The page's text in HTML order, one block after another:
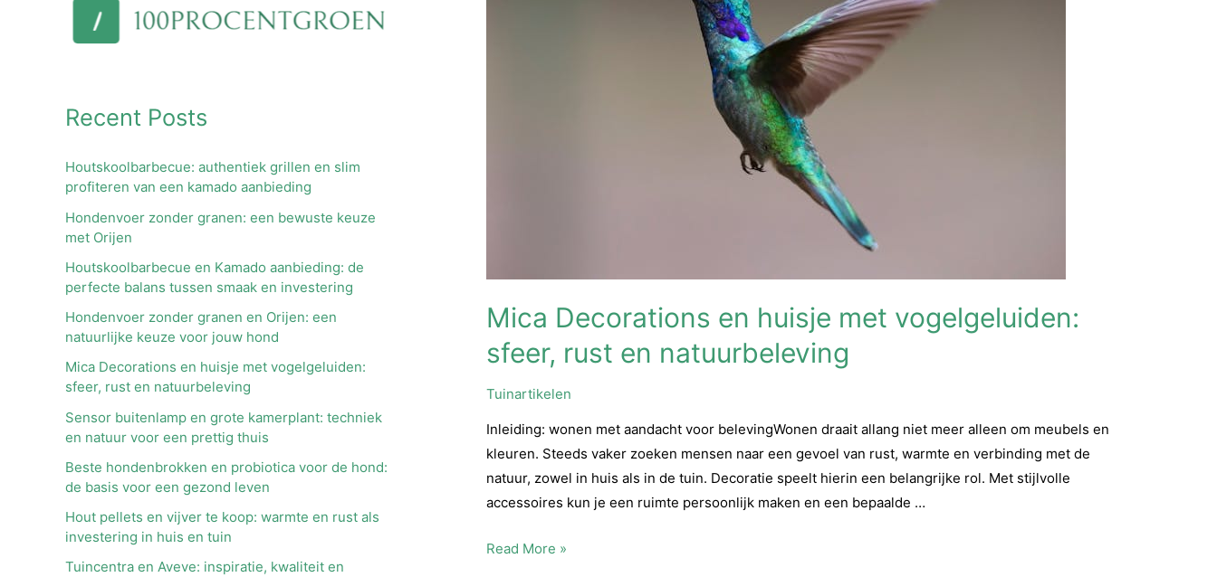
Recent Posts
Houtskoolbarbecue: authentiek grillen en slim
profiteren van een kamado aanbieding
Hondenvoer zonder granen: een bewuste keuze
met Orijen
Houtskoolbarbecue en Kamado aanbieding: de
perfecte balans tussen smaak en investering
Hondenvoer zonder granen en Orijen: een
natuurlijke keuze voor jouw hond
Mica Decorations en huisje met vogelgeluiden:
sfeer, rust en natuurbeleving
Sensor buitenlamp en grote kamerplant: techniek
en natuur voor een prettig thuis
Beste hondenbrokken en probiotica voor de hond:
de basis voor een gezond leven
Hout pellets en vijver te koop: warmte en rust als
investering in huis en tuin
Tuincentra en Aveve: inspiratie, kwaliteit en
Mica Decorations en huisje met vogelgeluiden:
sfeer, rust en natuurbeleving
Tuinartikelen
Inleiding: wonen met aandacht voor belevingWonen draait allang niet meer alleen om meubels en
kleuren. Steeds vaker zoeken mensen naar een gevoel van rust, warmte en verbinding met de
natuur, zowel in huis als in de tuin. Decoratie speelt hierin een belangrijke rol. Met stijlvolle
accessoires kun je een ruimte persoonlijk maken en een bepaalde …
Mica
Read More »